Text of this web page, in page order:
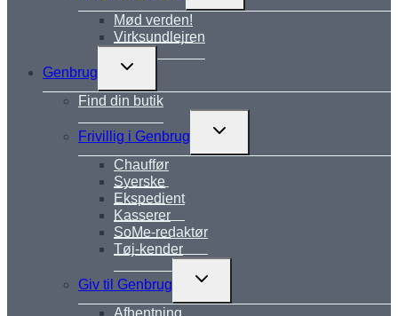
Mød verden!
Virksundlejren
Genbrug
Skift
Find din butik
Frivillig i Genbrug
Skift
Chauffør
Syerske
Ekspedient
Kasserer
SoMe-redaktør
Tøj-kender
Giv til Genbrug
Skift
Afhentning